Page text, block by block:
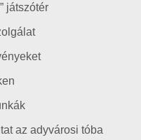
játszótér
az adyvárosi tóba